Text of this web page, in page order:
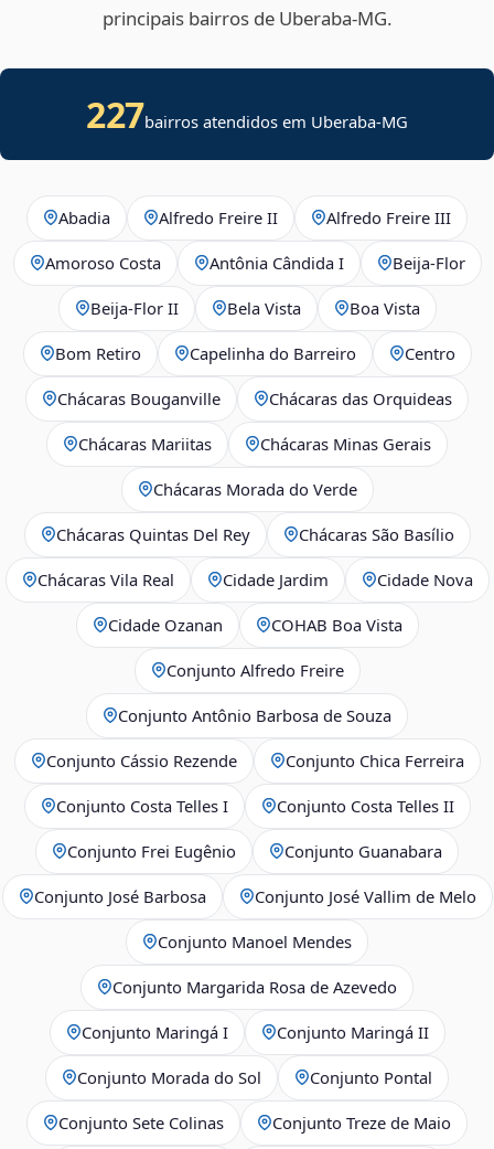
principais bairros de Uberaba‑MG.
227bairros atendidos em Uberaba-MG
Abadia Alfredo Freire II Alfredo Freire III
Amoroso Costa Antônia Cândida I Beija‑Flor
Beija‑Flor II Bela Vista Boa Vista
Bom Retiro Capelinha do Barreiro Centro
Chácaras Bouganville Chácaras das Orquideas
Chácaras Mariitas Chácaras Minas Gerais
Chácaras Morada do Verde
Chácaras Quintas Del Rey Chácaras São Basílio
Chácaras Vila Real Cidade Jardim Cidade Nova
Cidade Ozanan COHAB Boa Vista
Conjunto Alfredo Freire
Conjunto Antônio Barbosa de Souza
Conjunto Cássio Rezende Conjunto Chica Ferreira
Conjunto Costa Telles I Conjunto Costa Telles II
Conjunto Frei Eugênio Conjunto Guanabara
Conjunto José Barbosa Conjunto José Vallim de Melo
Conjunto Manoel Mendes
Conjunto Margarida Rosa de Azevedo
Conjunto Maringá I Conjunto Maringá II
Conjunto Morada do Sol Conjunto Pontal
Conjunto Sete Colinas Conjunto Treze de Maio